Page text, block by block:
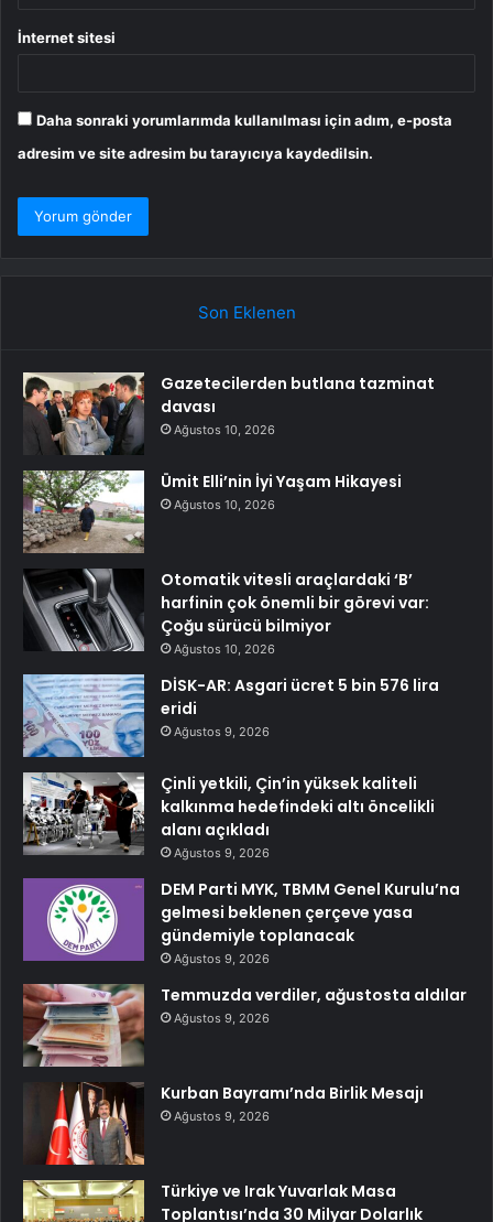
İnternet sitesi
Daha sonraki yorumlarımda kullanılması için adım, e-posta
adresim ve site adresim bu tarayıcıya kaydedilsin.
Son Eklenen
Gazetecilerden butlana tazminat
davası
Ağustos 10, 2026
Ümit Elli’nin İyi Yaşam Hikayesi
Ağustos 10, 2026
Otomatik vitesli araçlardaki ‘B’
harfinin çok önemli bir görevi var:
Çoğu sürücü bilmiyor
Ağustos 10, 2026
DİSK-AR: Asgari ücret 5 bin 576 lira
eridi
Ağustos 9, 2026
Çinli yetkili, Çin’in yüksek kaliteli
kalkınma hedefindeki altı öncelikli
alanı açıkladı
Ağustos 9, 2026
DEM Parti MYK, TBMM Genel Kurulu’na
gelmesi beklenen çerçeve yasa
gündemiyle toplanacak
Ağustos 9, 2026
Temmuzda verdiler, ağustosta aldılar
Ağustos 9, 2026
Kurban Bayramı’nda Birlik Mesajı
Ağustos 9, 2026
Türkiye ve Irak Yuvarlak Masa
Toplantısı’nda 30 Milyar Dolarlık